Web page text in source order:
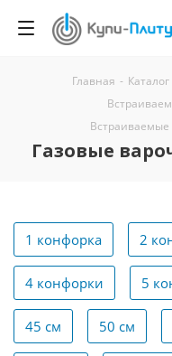
Главная - Каталог
Газовые
1 конфорка 2
4 конфорки 5
45 см 50 см